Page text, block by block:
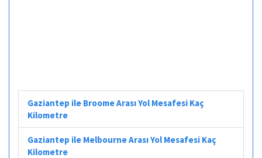
Gaziantep ile Broome Arası Yol Mesafesi Kaç
Kilometre
Gaziantep ile Melbourne Arası Yol Mesafesi Kaç
Kilometre